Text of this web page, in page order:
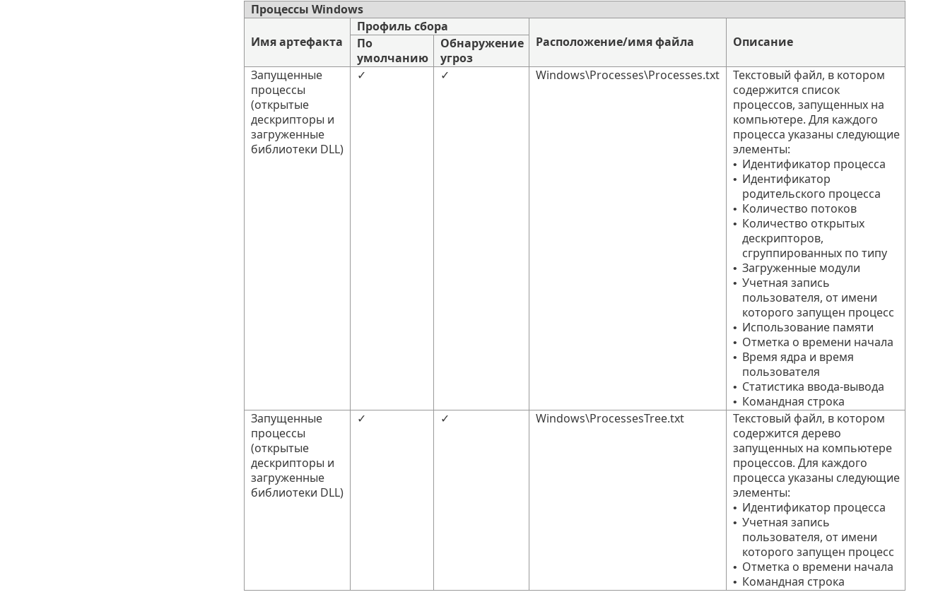
Процессы Windows
Имя артефакта
Профиль сбора
Расположение/имя файла
Описание
По
умолчанию
Обнаружение
угроз
Запущенные
процессы
(открытые
дескрипторы и
загруженные
библиотеки DLL)
✓ ✓ Windows\Processes\Processes.txt
Текстовый файл, в котором
содержится список
процессов, запущенных на
компьютере. Для каждого
процесса указаны следующие
элементы:
• Идентификатор процесса
• Идентификатор
родительского процесса
• Количество потоков
• Количество открытых
дескрипторов,
сгруппированных по типу
• Загруженные модули
• Учетная запись
пользователя, от имени
которого запущен процесс
• Использование памяти
• Отметка о времени начала
• Время ядра и время
пользователя
• Статистика ввода-вывода
• Командная строка
Запущенные
процессы
(открытые
дескрипторы и
загруженные
библиотеки DLL)
✓ ✓ Windows\ProcessesTree.txt
Текстовый файл, в котором
содержится дерево
запущенных на компьютере
процессов. Для каждого
процесса указаны следующие
элементы:
• Идентификатор процесса
• Учетная запись
пользователя, от имени
которого запущен процесс
• Отметка о времени начала
• Командная строка